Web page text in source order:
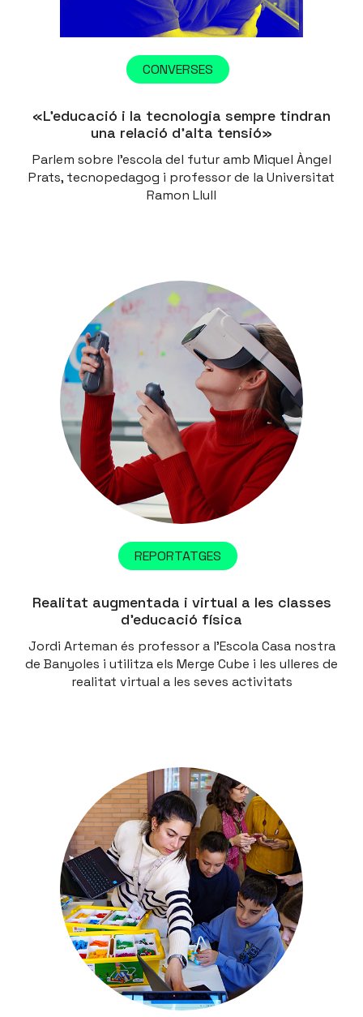
CONVERSES
«L’educació i la tecnologia sempre tindran
una relació d’alta tensió»
Parlem sobre l'escola del futur amb Miquel Àngel
Prats, tecnopedagog i professor de la Universitat
Ramon Llull
REPORTATGES
Realitat augmentada i virtual a les classes
d’educació física
Jordi Arteman és professor a l’Escola Casa nostra
de Banyoles i utilitza els Merge Cube i les ulleres de
realitat virtual a les seves activitats